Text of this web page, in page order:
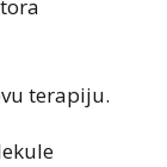
terapiju.